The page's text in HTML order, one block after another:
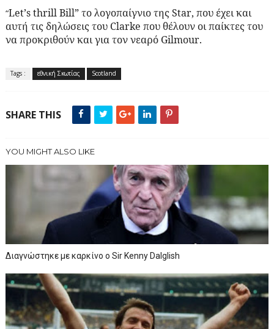
“Let’sthrillBill” το λογοπαίγνιο τηςStar, που έχει και
αυτή τις δηλώσεις του Clarke που θέλουν οι παίκτες του
να προκριθούν και για τον νεαρό Gilmour.
Tags : εθνική Σκωτίας Scotland
SHARE THIS
YOU MIGHT ALSO LIKE
Διαγνώστηκε με καρκίνο ο Sir Kenny Dalglish